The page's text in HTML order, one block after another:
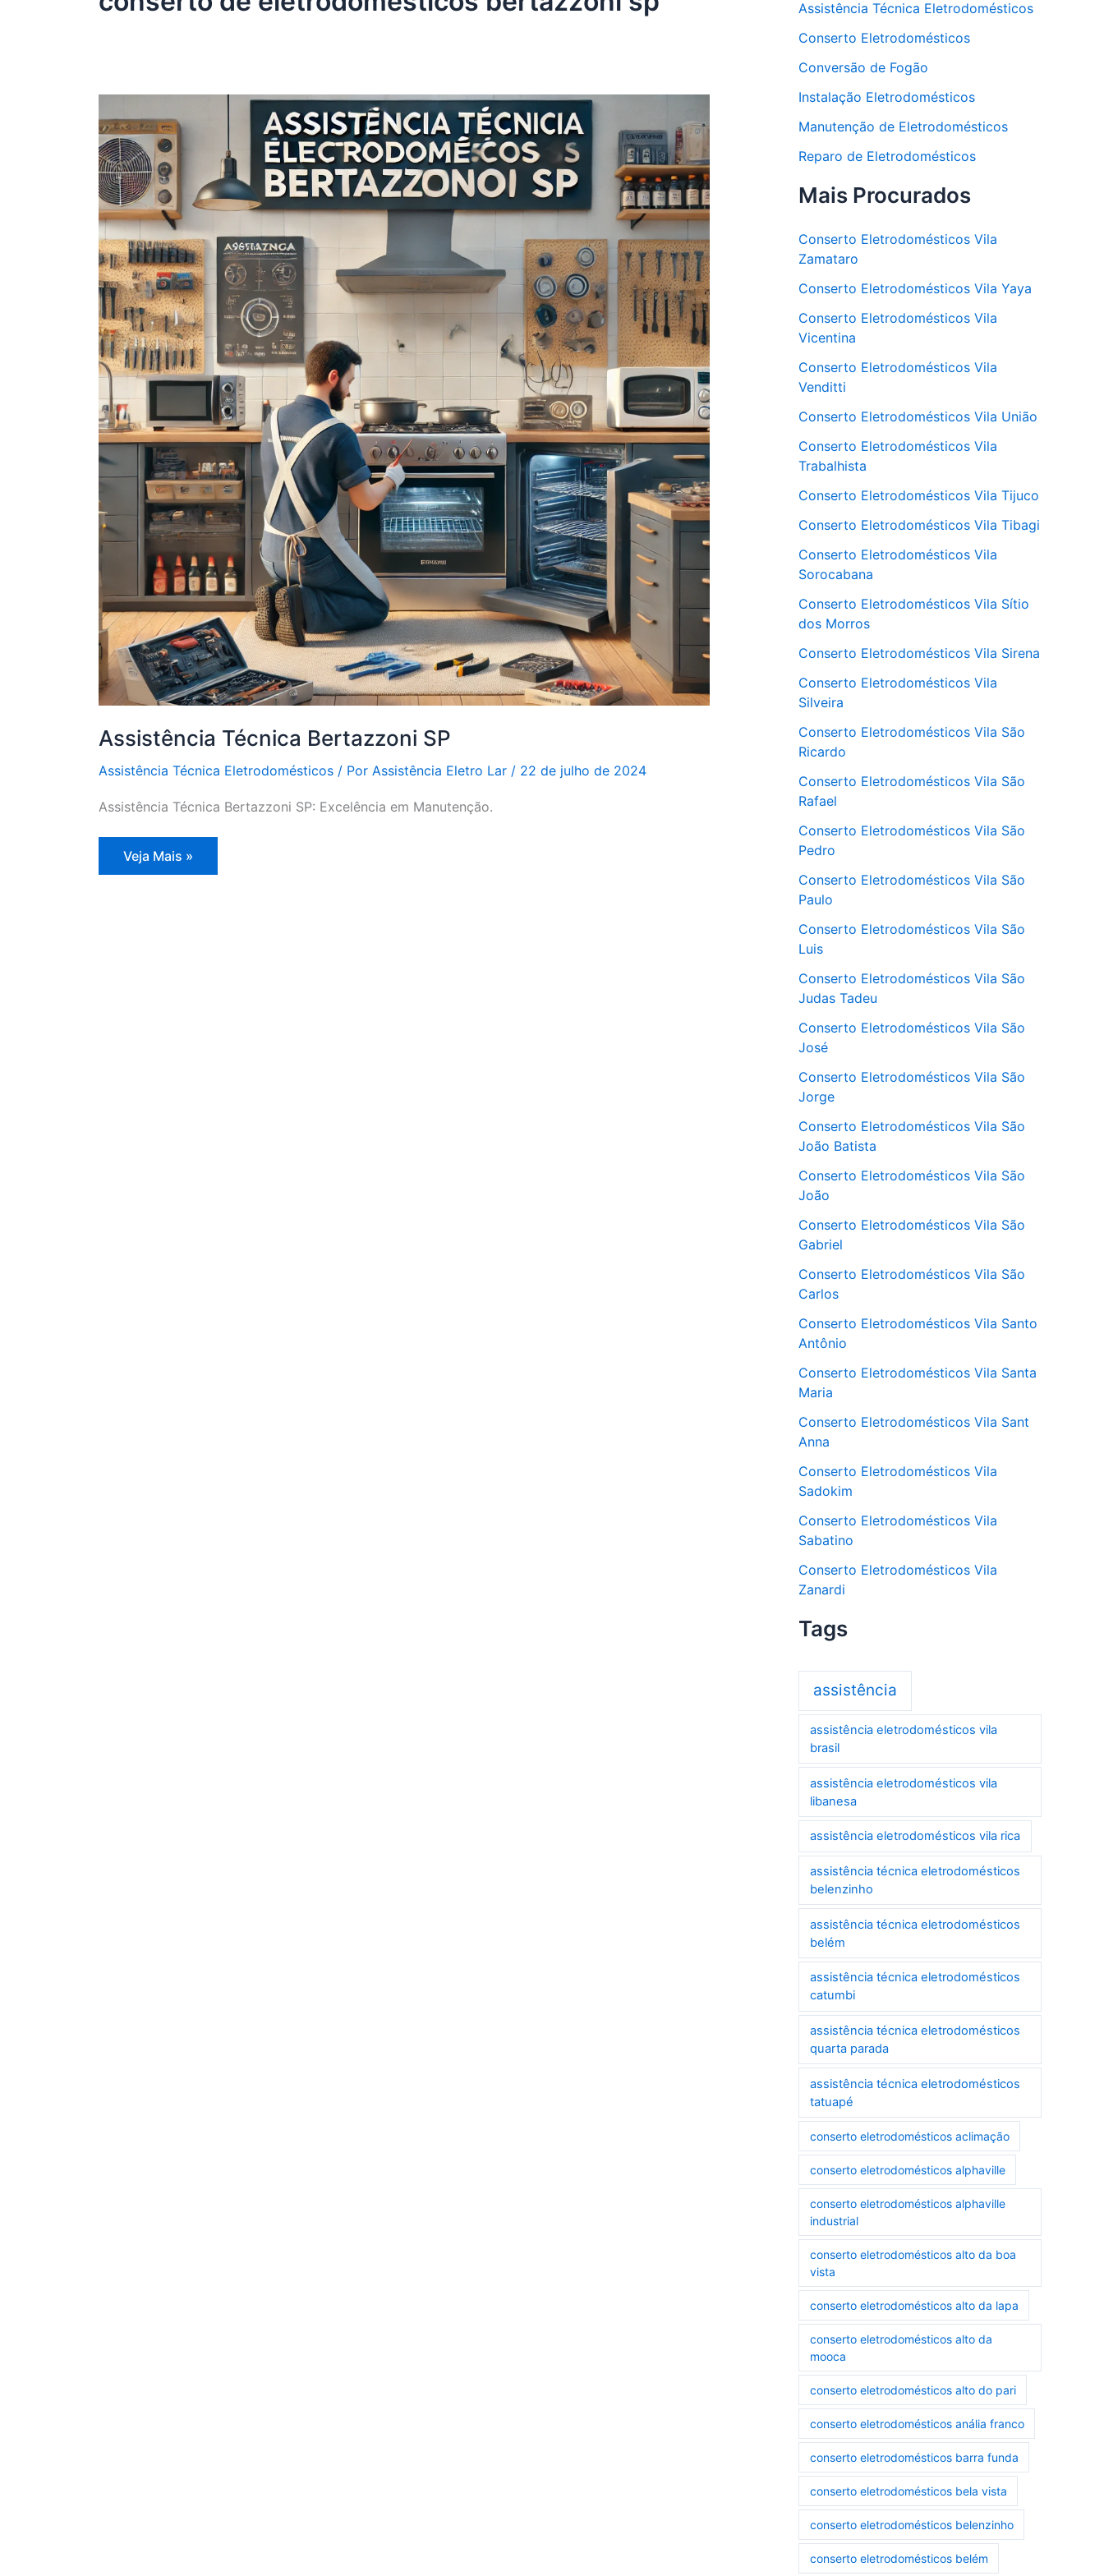
Assistência Técnica Bertazzoni SP
Assistência Técnica Eletrodomésticos / Por Assistência Eletro Lar / 22 de julho de 2024
Assistência Técnica Bertazzoni SP: Excelência em Manutenção.
Assistência
Técnica
Veja Mais »
Assistência Técnica Eletrodomésticos
Conserto Eletrodomésticos
Conversão de Fogão
Instalação Eletrodomésticos
Manutenção de Eletrodomésticos
Reparo de Eletrodomésticos
Mais Procurados
Conserto Eletrodomésticos Vila
Zamataro
Conserto Eletrodomésticos Vila Yaya
Conserto Eletrodomésticos Vila
Vicentina
Conserto Eletrodomésticos Vila
Venditti
Conserto Eletrodomésticos Vila União
Conserto Eletrodomésticos Vila
Trabalhista
Conserto Eletrodomésticos Vila Tijuco
Conserto Eletrodomésticos Vila Tibagi
Conserto Eletrodomésticos Vila
Sorocabana
Conserto Eletrodomésticos Vila Sítio
dos Morros
Conserto Eletrodomésticos Vila Sirena
Conserto Eletrodomésticos Vila
Silveira
Conserto Eletrodomésticos Vila São
Ricardo
Conserto Eletrodomésticos Vila São
Rafael
Conserto Eletrodomésticos Vila São
Pedro
Conserto Eletrodomésticos Vila São
Paulo
Conserto Eletrodomésticos Vila São
Luis
Conserto Eletrodomésticos Vila São
Judas Tadeu
Conserto Eletrodomésticos Vila São
José
Conserto Eletrodomésticos Vila São
Jorge
Conserto Eletrodomésticos Vila São
João Batista
Conserto Eletrodomésticos Vila São
João
Conserto Eletrodomésticos Vila São
Gabriel
Conserto Eletrodomésticos Vila São
Carlos
Conserto Eletrodomésticos Vila Santo
Antônio
Conserto Eletrodomésticos Vila Santa
Maria
Conserto Eletrodomésticos Vila Sant
Anna
Conserto Eletrodomésticos Vila
Sadokim
Conserto Eletrodomésticos Vila
Sabatino
Conserto Eletrodomésticos Vila
Zanardi
Tags
assistência
assistência eletrodomésticos vila
brasil
assistência eletrodomésticos vila
libanesa
assistência eletrodomésticos vila rica
assistência técnica eletrodomésticos
belenzinho
assistência técnica eletrodomésticos
belém
assistência técnica eletrodomésticos
catumbi
assistência técnica eletrodomésticos
quarta parada
assistência técnica eletrodomésticos
tatuapé
conserto eletrodomésticos aclimação
conserto eletrodomésticos alphaville
conserto eletrodomésticos alphaville
industrial
conserto eletrodomésticos alto da boa
vista
conserto eletrodomésticos alto da lapa
conserto eletrodomésticos alto da
mooca
conserto eletrodomésticos alto do pari
conserto eletrodomésticos anália franco
conserto eletrodomésticos barra funda
conserto eletrodomésticos bela vista
conserto eletrodomésticos belenzinho
conserto eletrodomésticos belém